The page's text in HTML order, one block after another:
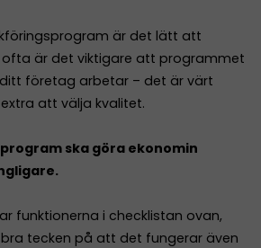
är det lätt att
ofta är det viktigare att programmet
företag arbetar – det är värt
att välja kvalitet.
ska göra ekonomin
funktionerna i checklistan ovan,
tecken på att det fungerar även